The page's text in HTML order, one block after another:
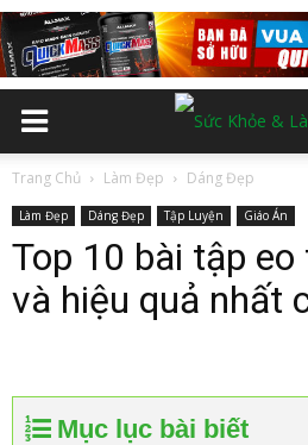
Trang Chủ Làm Đẹp Dáng Đẹp
Làm Đẹp Dáng Đẹp Tập Luyện Giáo Án
Top 10 bài tập eo
và hiệu quả nhất
Mục lục bài biết